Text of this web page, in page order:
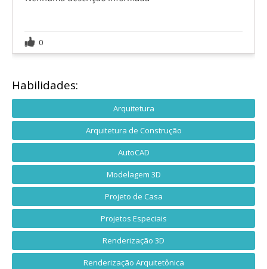
0
Habilidades:
Arquitetura
Arquitetura de Construção
AutoCAD
Modelagem 3D
Projeto de Casa
Projetos Especiais
Renderização 3D
Renderização Arquitetônica